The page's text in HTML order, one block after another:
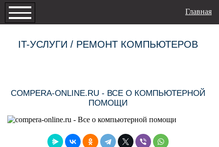
Главная
IT-УСЛУГИ / РЕМОНТ КОМПЬЮТЕРОВ
COMPERA-ONLINE.RU - ВСЕ О КОМПЬЮТЕРНОЙ
ПОМОЩИ